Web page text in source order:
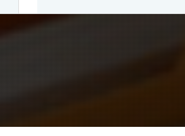
O AGENDAMENTO PELO SITE
SUSPENSO. PARA AGENDAR
3655 0166 OU 984319920